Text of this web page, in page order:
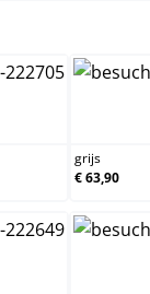
grijs
€ 63,90